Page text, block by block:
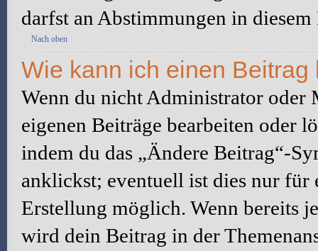
darfst an Abstimmungen in
Nach oben
Wie kann ich einen
Wenn du nicht Administrator oder
eigenen Beiträge bearbeiten oder
indem du das „Ändere Beitrag“-
anklickst; eventuell ist dies nur für
Erstellung möglich. Wenn bereits
wird dein Beitrag in der